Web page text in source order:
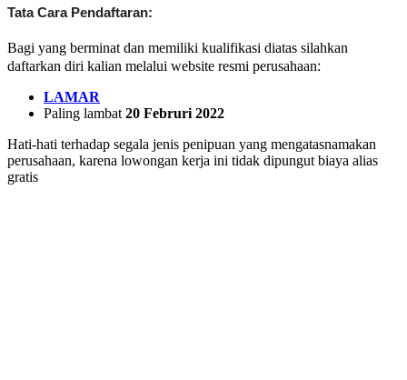
Tata Cara Pendaftaran:
Bagi yang berminat dan memiliki kualifikasi diatas silahkan
daftarkan diri kalian melalui website resmi perusahaan:
LAMAR
Paling lambat20 Februri 2022
Hati-hati terhadap segala jenis penipuan yang mengatasnamakan
perusahaan, karena lowongan kerja ini tidak dipungut biaya alias
gratis